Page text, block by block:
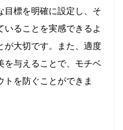
目標を明確に設定し、そ
ることを実感できるよ
が大切です。また、適度
を与えることで、モチベ
を防ぐことができま